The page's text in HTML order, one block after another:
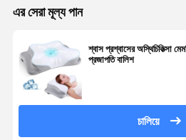
এর সেরা মূল্য পান
শ্বাস প্রশ্বাসের অস্থিচিকিত্সা
প্রজাপতি বালিশ
চালিয়ে